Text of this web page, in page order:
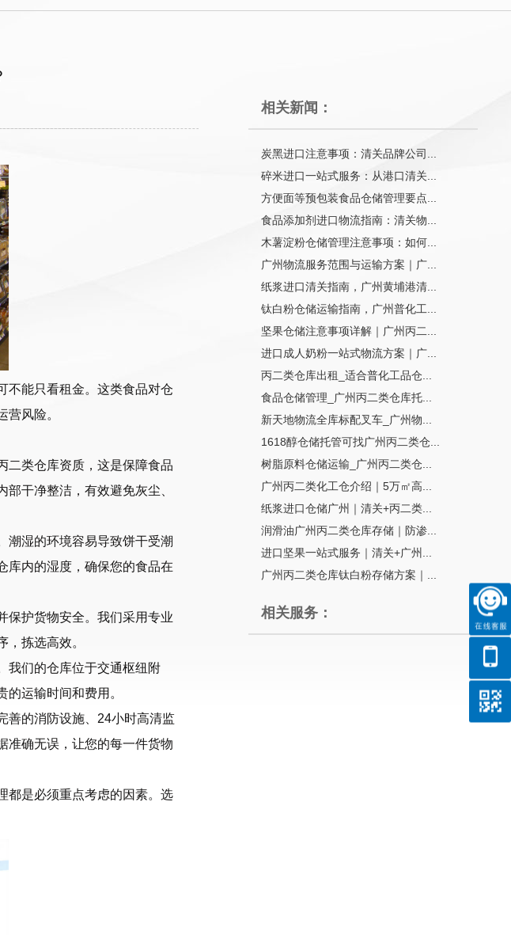
不能只看租金。这类食品对仓
风险。
二类仓库资质，这是保障食品
干净整洁，有效避免灰尘、
潮湿的环境容易导致饼干受潮
库内的湿度，确保您的食品在
保护货物安全。我们采用专业
拣选高效。
我们的仓库位于交通枢纽附
运输时间和费用。
善的消防设施、24小时高清监
准确无误，让您的每一件货物
都是必须重点考虑的因素。选
相关新闻：
炭黑进口注意事项：清关品牌公司...
碎米进口一站式服务：从港口清关...
方便面等预包装食品仓储管理要点...
食品添加剂进口物流指南：清关物...
木薯淀粉仓储管理注意事项：如何...
广州物流服务范围与运输方案｜广...
纸浆进口清关指南，广州黄埔港清...
钛白粉仓储运输指南，广州普化工...
坚果仓储注意事项详解｜广州丙二...
进口成人奶粉一站式物流方案｜广...
丙二类仓库出租_适合普化工品仓...
食品仓储管理_广州丙二类仓库托...
新天地物流全库标配叉车_广州物...
1618醇仓储托管可找广州丙二类仓...
树脂原料仓储运输_广州丙二类仓...
广州丙二类化工仓介绍｜5万㎡高...
纸浆进口仓储广州｜清关+丙二类...
润滑油广州丙二类仓库存储｜防渗...
进口坚果一站式服务｜清关+广州...
广州丙二类仓库钛白粉存储方案｜...
相关服务：